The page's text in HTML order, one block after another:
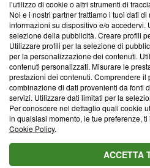
Corporate
Redazione
Informativa Privacy
Cookie Policy
Blasting SA, IDI CHE-
Lugano (Svizzera) Tel:+39
© 2026 Blasting News
l’utilizzo di cookie o altri strumenti di
Noi e i nostri partner trattiamo i tuoi dati
informazioni su dispositivo e/o accedervi.
selezione della pubblicità. Creare profili
Utilizzare profili per la selezione di
per la personalizzazione dei contenuti.
contenuti personalizzati. Misurare le
prestazioni dei contenuti. Comprendere il
combinazione di dati provenienti da fonti
servizi. Utilizzare dati limitati per la
Per conoscere nel dettaglio quali cookie
in qualsiasi momento, le tue preferenze,
Cookie Policy.
ACCETTA